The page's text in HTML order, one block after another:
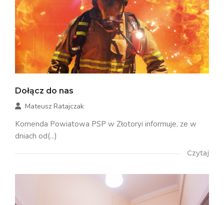
Dołącz do nas
Mateusz Ratajczak
Komenda Powiatowa PSP w Złotoryi informuje, ze w
dniach od(...)
Czytaj